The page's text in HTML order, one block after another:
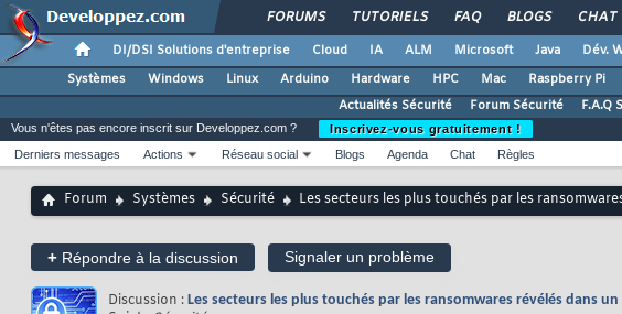
FORUMS TUTORIELS FAQ BLOGS CHAT
DI/DSI Solutions d'entreprise Cloud IA ALM Microsoft Java Dév.
Systèmes
Windows Linux Arduino Hardware HPC Mac Raspberry Pi
Actualités Sécurité
Forum Sécurité F.A.Q
Vous n'êtes pas encore inscrit sur Developpez.com ?
Inscrivez-vous gratuitement !
Derniers messages
Actions Réseau social Blogs Agenda Chat Règles
Forum Systèmes Sécurité Les secteurs les plus touchés par les
+ Répondre à la discussion Signaler un problème
Discussion : Les secteurs les plus touchés par les ransomwares révélés dans